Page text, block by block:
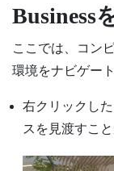
Business
ここでは、コン
環境をナビゲー
右クリックし
スを見渡すこと